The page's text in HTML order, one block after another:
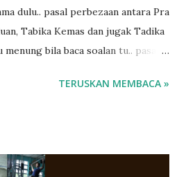
dulu.. pasal perbezaan antara Pra
Tabika Kemas dan jugak Tadika
bila baca soalan tu.. pasal
anak sorang dan aku hentam je
tu.. bila fikir-fikirkan balik terasa
TERUSKAN MEMBACA »